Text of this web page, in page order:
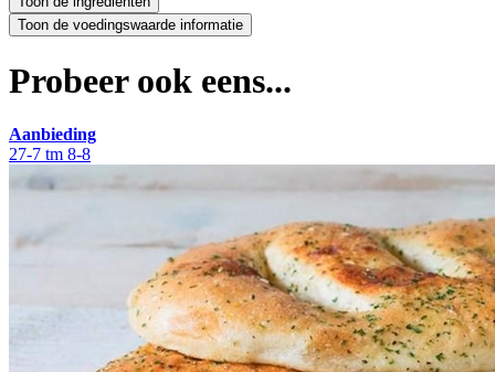
Probeer ook eens...
Aanbieding
27-7 tm 8-8